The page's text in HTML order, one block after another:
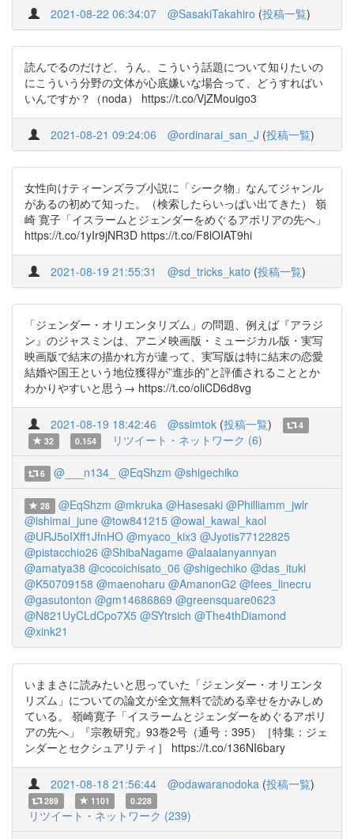
2021-08-22 06:34:07 @SasakiTakahiro (投稿一覧)
読んでるのだけど、うん、こういう話題について知りたいの
にこういう分野の文体が心底嫌いな場合って、どうすればい
いんですか？（noda） https://t.co/VjZMouigo3
2021-08-21 09:24:06 @ordinarai_san_J (投稿一覧)
女性向けティーンズラブ小説に「シーク物」なんてジャンル
があるの初めて知った。（検索したらいっぱい出てきた） 嶺
崎 寛子「イスラームとジェンダーをめぐるアポリアの先へ」
https://t.co/1yIr9jNR3D https://t.co/F8lOIAT9hi
2021-08-19 21:55:31 @sd_tricks_kato (投稿一覧)
「ジェンダー・オリエンタリズム」の問題、例えば『アラジ
ン』のジャスミンは、アニメ映画版・ミュージカル版・実写
映画版で結末の描かれ方が違って、実写版は特に結末の恋愛
結婚や国王という地位獲得が”進歩的”と評価されることとか
わかりやすいと思う→ https://t.co/oliCD6d8vg
2021-08-19 18:42:46 @ssimtok (投稿一覧)
4
32
0.154 リツイート・ネットワーク (6)
6 @___n134_ @EqShzm @shigechiko
28 @EqShzm @mkruka @Hasesaki @Philliamm_jwlr
@ishimai_june @tow841215 @owal_kawal_kaol
@URJ5oIXff1JfnHO @myaco_kix3 @Jyotis77122825
@pistacchio26 @ShibaNagame @alaalanyannyan
@amatya38 @cocoichisato_06 @shigechiko @das_ituki
@K50709158 @maenoharu @AmanonG2 @fees_linecru
@gasutonton @gm14686869 @greensquare0623
@N821UyCLdCpo7X5 @SYtrsich @The4thDiamond
@xink21
いままさに読みたいと思っていた「ジェンダー・オリエンタ
リズム」についての論文が全文無料で読める幸せをかみしめ
ている。 嶺崎寛子「イスラームとジェンダーをめぐるアポリ
アの先へ」『宗教研究』93巻2号（通号：395）［特集：ジェ
ンダーとセクシュアリティ］ https://t.co/136NI6bary
2021-08-18 21:56:44 @odawaranodoka (投稿一覧)
289 1101 0.228
リツイート・ネットワーク (239)